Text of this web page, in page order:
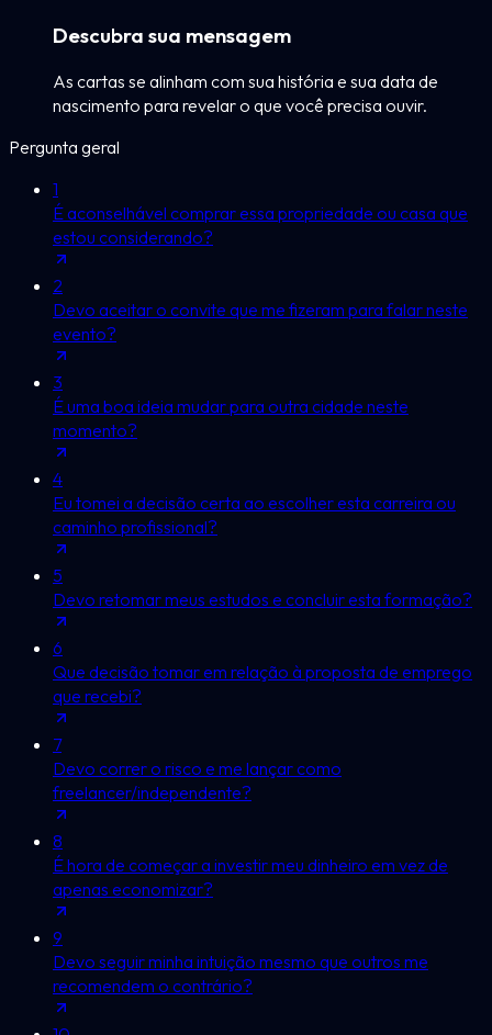
Descubra sua mensagem
As cartas se alinham com sua história e sua data de
nascimento para revelar o que você precisa ouvir.
Pergunta geral
1
É aconselhável comprar essa propriedade ou casa que
estou considerando?
2
Devo aceitar o convite que me fizeram para falar neste
evento?
3
É uma boa ideia mudar para outra cidade neste
momento?
4
Eu tomei a decisão certa ao escolher esta carreira ou
caminho profissional?
5
Devo retomar meus estudos e concluir esta formação?
6
Que decisão tomar em relação à proposta de emprego
que recebi?
7
Devo correr o risco e me lançar como
freelancer/independente?
8
É hora de começar a investir meu dinheiro em vez de
apenas economizar?
9
Devo seguir minha intuição mesmo que outros me
recomendem o contrário?